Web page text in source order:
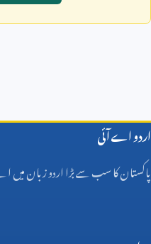
اردو اے آئی
پاکستان کا سب سے بڑا اردو زبان میں